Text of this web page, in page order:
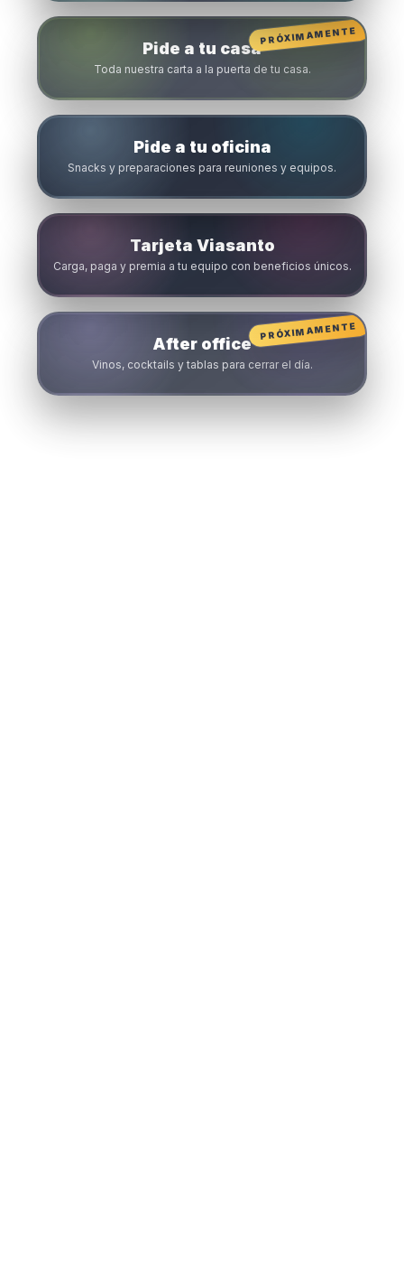
PRÓXIMAMENTE
Pide a tu casa
Toda nuestra carta a la puerta de tu casa.
Tarjeta Viasanto
Carga, paga y premia a tu equipo con beneficios únicos.
Pide a tu oficina
Snacks y preparaciones para reuniones y equipos.
PRÓXIMAMENTE
After office
Vinos, cocktails y tablas para cerrar el día.